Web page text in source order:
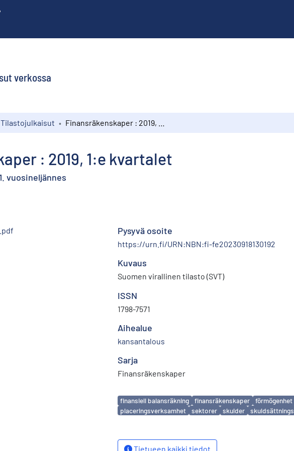
verkossa
Tilastojulkaisut
: 2019, 1:e kvartalet
vuosineljännes
Pysyvä osoite
https://urn.fi/URN:NBN:fi-fe20230918130192
Kuvaus
Suomen virallinen tilasto (SVT)
ISSN
1798-7571
Aihealue
kansantalous
Sarja
Finansräkenskaper
Avainsanat
finansiell balansräkning finansräkenskaper förmögenhet
placeringsverksamhet
sektorer skulder
Tietueen kaikki tiedot